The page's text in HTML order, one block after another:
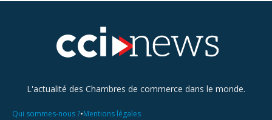
L'actualité des Chambres de commerce dans le monde.
Qui sommes-nous ?•Mentions légales